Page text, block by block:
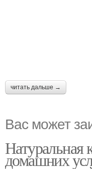
читать дальше →
Вас может
Натуральная
домашних